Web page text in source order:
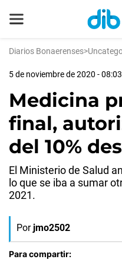
Diarios Bonaerenses>
5 de noviembre de 2020 - 08:03
Medicina
final,
del 10%
El Ministerio de Salud
lo que se iba a sumar
2021.
Por jmo2502
Para compartir: